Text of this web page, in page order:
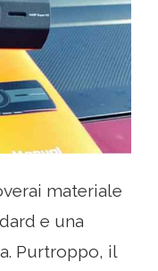
materiale
e una
Purtroppo, il